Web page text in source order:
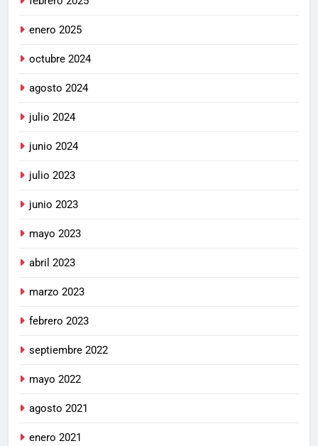
enero 2025
octubre 2024
agosto 2024
julio 2024
junio 2024
julio 2023
junio 2023
mayo 2023
abril 2023
marzo 2023
febrero 2023
septiembre 2022
mayo 2022
agosto 2021
enero 2021